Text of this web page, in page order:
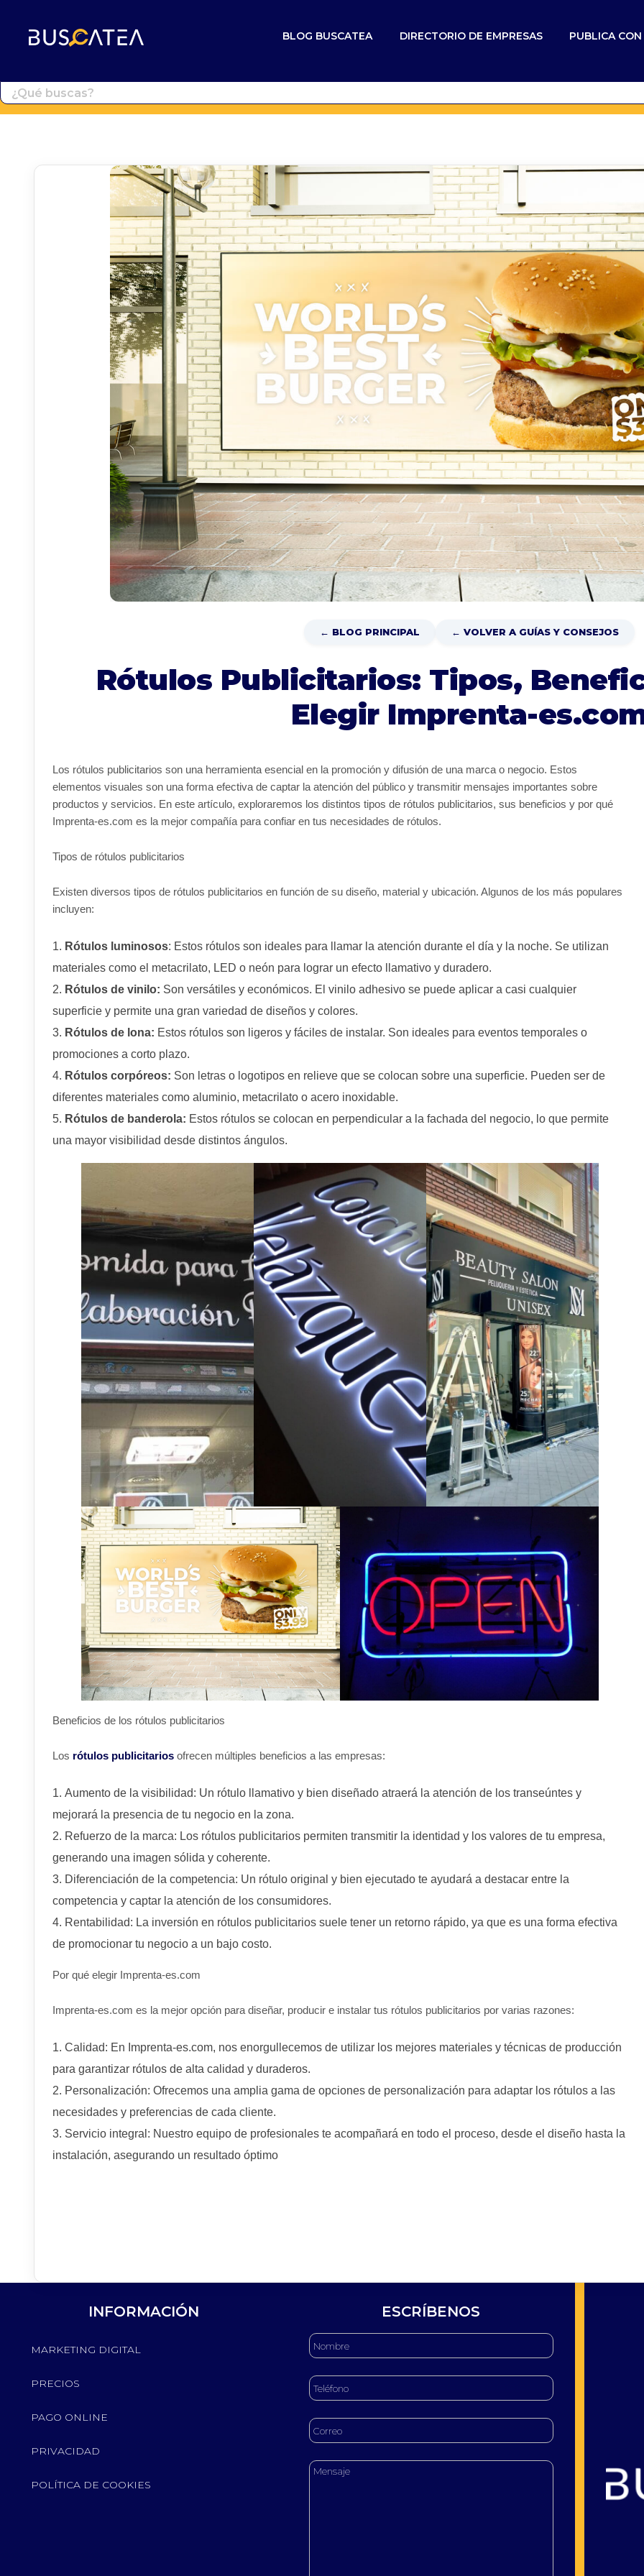
BLOG BUSCATEA DIRECTORIO DE EMPRESAS PUBLICA
← BLOG PRINCIPAL ← VOLVER A GUÍAS Y CONSEJOS
Rótulos Publicitarios: Tipos,
Elegir Imprenta-
Los rótulos publicitarios son una herramienta esencial en la promoción y difusión de una marca o negocio. Estos
elementos visuales son una forma efectiva de captar la atención del público y transmitir mensajes importantes sobre
productos y servicios. En este artículo, exploraremos los distintos tipos de rótulos publicitarios, sus beneficios y por qué
Imprenta-es.com es la mejor compañía para confiar en tus necesidades de rótulos.
Tipos de rótulos publicitarios
Existen diversos tipos de rótulos publicitarios en función de su diseño, material y ubicación. Algunos de los más populares
incluyen:
Rótulos luminosos: Estos rótulos son ideales para llamar la atención durante el día y la noche. Se utilizan
materiales como el metacrilato, LED o neón para lograr un efecto llamativo y duradero.
Rótulos de vinilo: Son versátiles y económicos. El vinilo adhesivo se puede aplicar a casi cualquier
superficie y permite una gran variedad de diseños y colores.
Rótulos de lona: Estos rótulos son ligeros y fáciles de instalar. Son ideales para eventos temporales o
promociones a corto plazo.
Rótulos corpóreos: Son letras o logotipos en relieve que se colocan sobre una superficie. Pueden ser de
diferentes materiales como aluminio, metacrilato o acero inoxidable.
Rótulos de banderola: Estos rótulos se colocan en perpendicular a la fachada del negocio, lo que permite
una mayor visibilidad desde distintos ángulos.
Beneficios de los rótulos publicitarios
Los rótulos publicitarios ofrecen múltiples beneficios a las empresas:
Aumento de la visibilidad: Un rótulo llamativo y bien diseñado atraerá la atención de los transeúntes y
mejorará la presencia de tu negocio en la zona.
Refuerzo de la marca: Los rótulos publicitarios permiten transmitir la identidad y los valores de tu empresa,
generando una imagen sólida y coherente.
Diferenciación de la competencia: Un rótulo original y bien ejecutado te ayudará a destacar entre la
competencia y captar la atención de los consumidores.
Rentabilidad: La inversión en rótulos publicitarios suele tener un retorno rápido, ya que es una forma efectiva
de promocionar tu negocio a un bajo costo.
Por qué elegir Imprenta-es.com
Imprenta-es.com es la mejor opción para diseñar, producir e instalar tus rótulos publicitarios por varias razones:
Calidad: En Imprenta-es.com, nos enorgullecemos de utilizar los mejores materiales y técnicas de producción
para garantizar rótulos de alta calidad y duraderos.
Personalización: Ofrecemos una amplia gama de opciones de personalización para adaptar los rótulos a las
necesidades y preferencias de cada cliente.
Servicio integral: Nuestro equipo de profesionales te acompañará en todo el proceso, desde el diseño hasta la
instalación, asegurando un resultado óptimo
INFORMACIÓN
MARKETING DIGITAL
PRECIOS
PAGO ONLINE
PRIVACIDAD
POLÍTICA DE COOKIES
ESCRÍBENOS